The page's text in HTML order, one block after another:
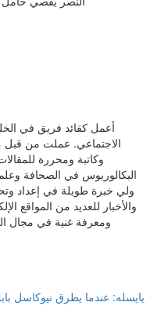
الاجتماعي. عملت من قبل
وكاتبة ومحررة
البكالوريوس في الصحافة
ولي خبرة طويلة في إعداد
والأخبار للعديد من المواقع
ومعرفة غنية في مجال
يايسله: عندما يطرق نيوكاسل